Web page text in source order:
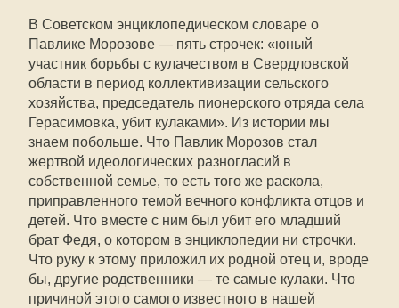
В Советском энциклопедическом словаре о
Павлике Морозове — пять строчек: «юный
участник борьбы с кулачеством в Свердловской
области в период коллективизации сельского
хозяйства, председатель пионерского отряда села
Герасимовка, убит кулаками». Из истории мы
знаем побольше. Что Павлик Морозов стал
жертвой идеологических разногласий в
собственной семье, то есть того же раскола,
приправленного темой вечного конфликта отцов и
детей. Что вместе с ним был убит его младший
брат Федя, о котором в энциклопедии ни строчки.
Что руку к этому приложил их родной отец и, вроде
бы, другие родственники — те самые кулаки. Что
причиной этого самого известного в нашей